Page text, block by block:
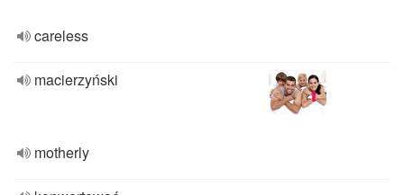
careless
macierzyński
motherly